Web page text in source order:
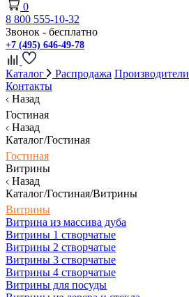
0
8 800 555-10-32
Звонок - бесплатно
+7 (495) 646-49-78
Каталог Распродажа Производители
Контакты
Назад
Гостиная
Назад
Каталог/Гостиная
Гостиная
Витрины
Назад
Каталог/Гостиная/Витрины
Витрины
Витрина из массива дуба
Витрины 1 створчатые
Витрины 2 створчатые
Витрины 3 створчатые
Витрины 4 створчатые
Витрины для посуды